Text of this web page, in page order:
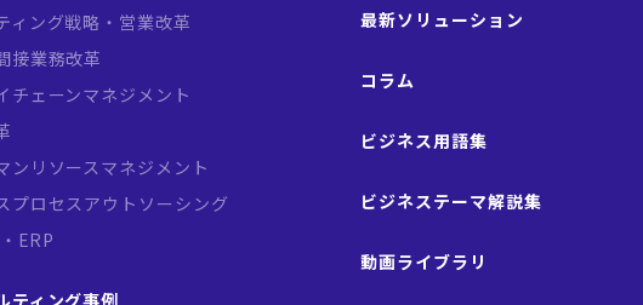
ィング戦略・営業改革
接業務改革
チェーンマネジメント
ンリソースマネジメント
プロセスアウトソーシング
ERP
最新ソリューション
コラム
ビジネス用語集
ビジネステーマ解説集
動画ライブラリ